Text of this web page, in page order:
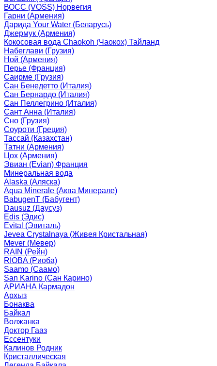
ВОСС (VOSS) Норвегия
Гарни (Армения)
Дарида Your Water (Беларусь)
Джермук (Армения)
Кокосовая вода Chaokoh (Чаокох) Тайланд
Набеглави (Грузия)
Ной (Армения)
Перье (Франция)
Саирме (Грузия)
Сан Бенедетто (Италия)
Сан Бернардо (Италия)
Сан Пеллегрино (Италия)
Сант Анна (Италия)
Сно (Грузия)
Соуроти (Греция)
Тассай (Казахстан)
Татни (Армения)
Цох (Армения)
Эвиан (Evian) Франция
Минеральная вода
Alaska (Аляска)
Aqua Minerale (Аква Минерале)
BabugenT (Бабугент)
Dausuz (Даусуз)
Edis (Эдис)
Evital (Эвиталь)
Jevea Crystalnaya (Живея Кристальная)
Mever (Мевер)
RAIN (Рейн)
RIOBA (Риоба)
Saamo (Саамо)
San Karino (Сан Карино)
АРИАНА Кармадон
Архыз
Бонаква
Байкал
Волжанка
Доктор Гааз
Ессентуки
Калинов Родник
Кристаллическая